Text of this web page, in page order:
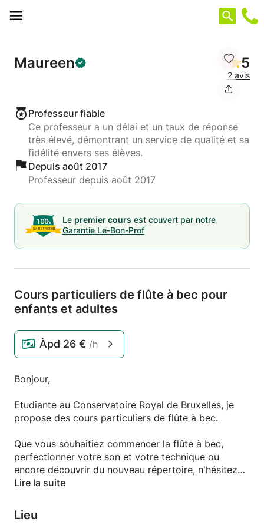
Maureen 5
2 avis
Professeur fiable
Ce professeur a un délai et un taux de réponse
très élevé, démontrant un service de qualité et sa
fidélité envers ses élèves.
Depuis août 2017
Professeur depuis août 2017
Le premier cours est couvert par notre
Garantie Le-Bon-Prof
Cours particuliers de flûte à bec pour
enfants et adultes
Àpd 26 € /h
Bonjour,
Etudiante au Conservatoire Royal de Bruxelles, je
propose des cours particuliers de flûte à bec.
Que vous souhaitiez commencer la flûte à bec,
perfectionner votre son et votre technique ou
encore découvrir du nouveau répertoire, n'hésitez
pas ! Mes cours sont ouverts à tous, peu importe
L'élève est libre de choisir ce qu'il souhaite jouer :
musique populaire, actuelle, répertoire classique, ...
Lire la suite
Lieu